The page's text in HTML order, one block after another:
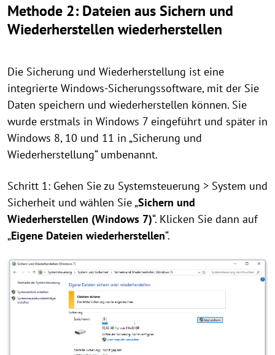
Methode 2: Dateien ausSichern und
Wiederherstellen wiederherstellen
Die Sicherung und Wiederherstellung ist eine
integrierte Windows-Sicherungssoftware, mit der Sie
Daten speichern und wiederherstellen können. Sie
wurde erstmals in Windows 7 eingeführt und später in
Windows 8, 10 und 11 in „Sicherung und
Wiederherstellung“ umbenannt.
Schritt 1: Gehen Sie zu Systemsteuerung > System und
Sicherheit und wählen Sie „Sichern und
Wiederherstellen (Windows 7)“. Klicken Sie dann auf
„Eigene Dateien wiederherstellen“.